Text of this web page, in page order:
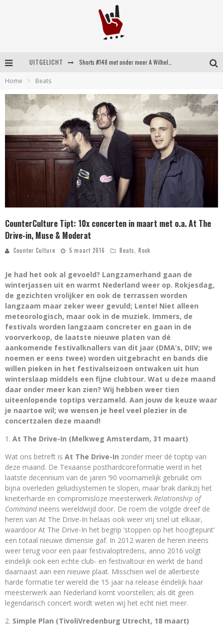
UITGELICHT
Britse emorockers van Basement maken tweede comeback met het indrukwekkende ‘Wired’
Shorts #149 met onder meer No Cure, Eva Under Fire, The Hu en Sleeping With Sirens
Home Beats
CounterCulture Tipt: 10x concerten in maart met o.a. At The
Drive-in, Muse & Moderat
Counter Culture 5 maart 2016 Beats, Rock
Je had het ook al gevoeld? Langzamerhand gaan de
winterjassen uit en warmt Nederland weer op. Rokjesdag,
de gezichten vrolijker en ook de terrassen worden
langzaam maar zeker weer gevuld; Lente! Niet alleen
meteorologisch, maar ook in de muziek. Immers, de
festivals worden langzaam concreter en gaan in de
voorverkoop, de laatste nieuwe platen van dé
aankomende festivalknallers van dit jaar (DMA’s, DIIV; we
noemen er eens twee) worden uitgebracht en bands die
willen pieken in het festivalseizoen ontwaken uit hun
winterslaap middels een fijne clubtour. Wat u deze maand
daar onder meer kan zien? Wij hebben weer tien
uiteenlopende toptips verzameld. Aan jouw de keuze waar
je naartoe wil; we wensen je heel veel plezier in de
concertzalen deze maand!
At The Drive-In (Melkweg Amsterdam, 31 maart)
Wat ons betreft is At The Drive-In zonder meer dé toptip van
deze maand. De Texaanse posthardcoreformatie werd in het
laatste decennium van de jaren ’90 voornamelijk gebruikt om
bijna overleden geluidsystemen te slopen, maar brak dankzij het
kneiterharde en compromisloze meesterwerk Relationship of
Command ineens wereldwijd door. De roem die volgde dreef de
heren van At The Drive-In helaas ook weer vrij snel uit elkaar,
waardoor At The Drive-In het begrip ‘stoppen op het hoogtepunt’
een totaal nieuwe dimensie gaf. In 2012 waren de heren ineens
weer terug voor een paar festivaloptredens, anno 2016 volgt
eindelijk ook een echte club- en festivaltour en werkt de band
daarnaast aan een nieuwe plaat. Misschien wel de allerbeste
harde formatie ter wereld die 15 jaar na release éindelijk haar
meesterwerk aan Nederland komt voorstellen; als dit geen
legendarisch concert wordt weten wij het echt niet meer.
Simple Plan (TivoliVredenburg Utrecht, 18 maart)